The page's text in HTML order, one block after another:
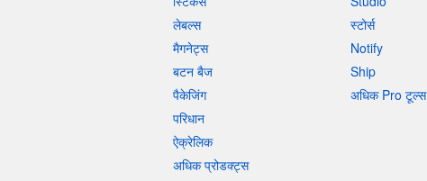
लेबल्स
मैगनेट्स
बटन बैज
पैकेजिंग
परिधान
ऐक्रेलिक
अधिक प्रोडक्ट्स
स्टोर्स
Notify
Ship
अधिक Pro टूल्स